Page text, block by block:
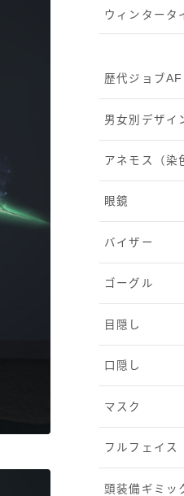
ウィンタータ
歴代ジョブAF
男女別デザイ
アネモス（染
眼鏡
バイザー
ゴーグル
目隠し
口隠し
マスク
フルフェイス
頭装備ギミッ